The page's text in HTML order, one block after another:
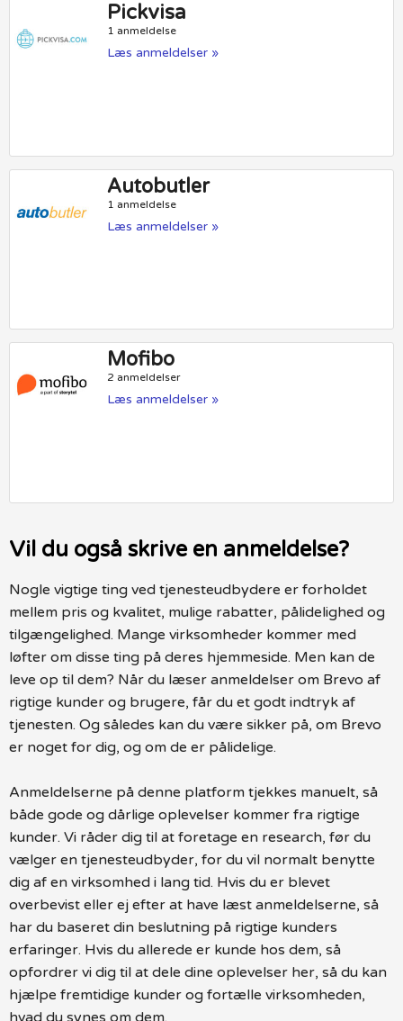
Pickvisa
1 anmeldelse
Læs anmeldelser »
Autobutler
1 anmeldelse
Læs anmeldelser »
Mofibo
2 anmeldelser
Læs anmeldelser »
Vil du også skrive en anmeldelse?
Nogle vigtige ting ved tjenesteudbydere er forholdet
mellem pris og kvalitet, mulige rabatter, pålidelighed og
tilgængelighed. Mange virksomheder kommer med
løfter om disse ting på deres hjemmeside. Men kan de
leve op til dem? Når du læser anmeldelser om Brevo af
rigtige kunder og brugere, får du et godt indtryk af
tjenesten. Og således kan du være sikker på, om Brevo
er noget for dig, og om de er pålidelige.
Anmeldelserne på denne platform tjekkes manuelt, så
både gode og dårlige oplevelser kommer fra rigtige
kunder. Vi råder dig til at foretage en research, før du
vælger en tjenesteudbyder, for du vil normalt benytte
dig af en virksomhed i lang tid. Hvis du er blevet
overbevist eller ej efter at have læst anmeldelserne, så
har du baseret din beslutning på rigtige kunders
erfaringer. Hvis du allerede er kunde hos dem, så
opfordrer vi dig til at dele dine oplevelser her, så du kan
hjælpe fremtidige kunder og fortælle virksomheden,
hvad du synes om dem.